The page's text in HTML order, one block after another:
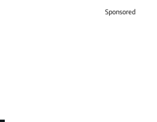
Sponsored